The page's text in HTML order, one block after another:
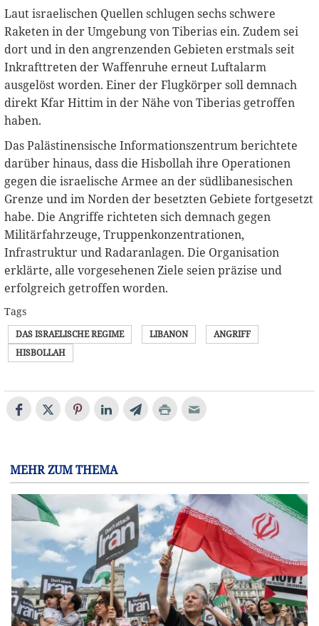
Laut israelischen Quellen schlugen sechs schwere
Raketen in der Umgebung von Tiberias ein. Zudem sei
dort und in den angrenzenden Gebieten erstmals seit
Inkrafttreten der Waffenruhe erneut Luftalarm
ausgelöst worden. Einer der Flugkörper soll demnach
direkt Kfar Hittim in der Nähe von Tiberias getroffen
haben.
Das Palästinensische Informationszentrum berichtete
darüber hinaus, dass die Hisbollah ihre Operationen
gegen die israelische Armee an der südlibanesischen
Grenze und im Norden der besetzten Gebiete fortgesetzt
habe. Die Angriffe richteten sich demnach gegen
Militärfahrzeuge, Truppenkonzentrationen,
Infrastruktur und Radaranlagen. Die Organisation
erklärte, alle vorgesehenen Ziele seien präzise und
erfolgreich getroffen worden.
Tags
DAS ISRAELISCHE REGIME LIBANON
ANGRIFF
HISBOLLAH
MEHR ZUM THEMA